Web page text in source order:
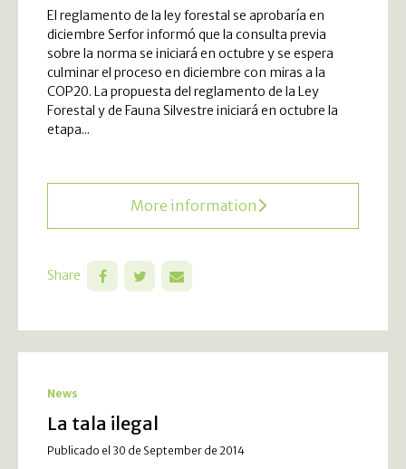
El reglamento de la ley forestal se aprobaría en
diciembre Serfor informó que la consulta previa
sobre la norma se iniciará en octubre y se espera
culminar el proceso en diciembre con miras a la
COP20. La propuesta del reglamento de la Ley
Forestal y de Fauna Silvestre iniciará en octubre la
etapa...
More information
Share
News
La tala ilegal
Publicado el 30 de September de 2014